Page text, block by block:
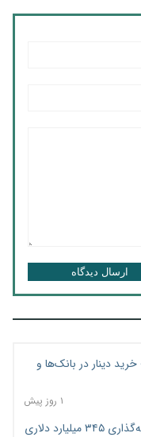
ارسال دیدگاه
خرید دینار در بانک‌ها و
۱ روز پیش
جنگ کریدورها وارد فاز جدید شد؛ سرمایه‌گذاری ۳۴۵ میلیارد دلاری